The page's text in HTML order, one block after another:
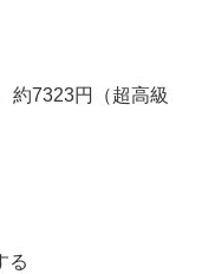
約7323円（超高級
る